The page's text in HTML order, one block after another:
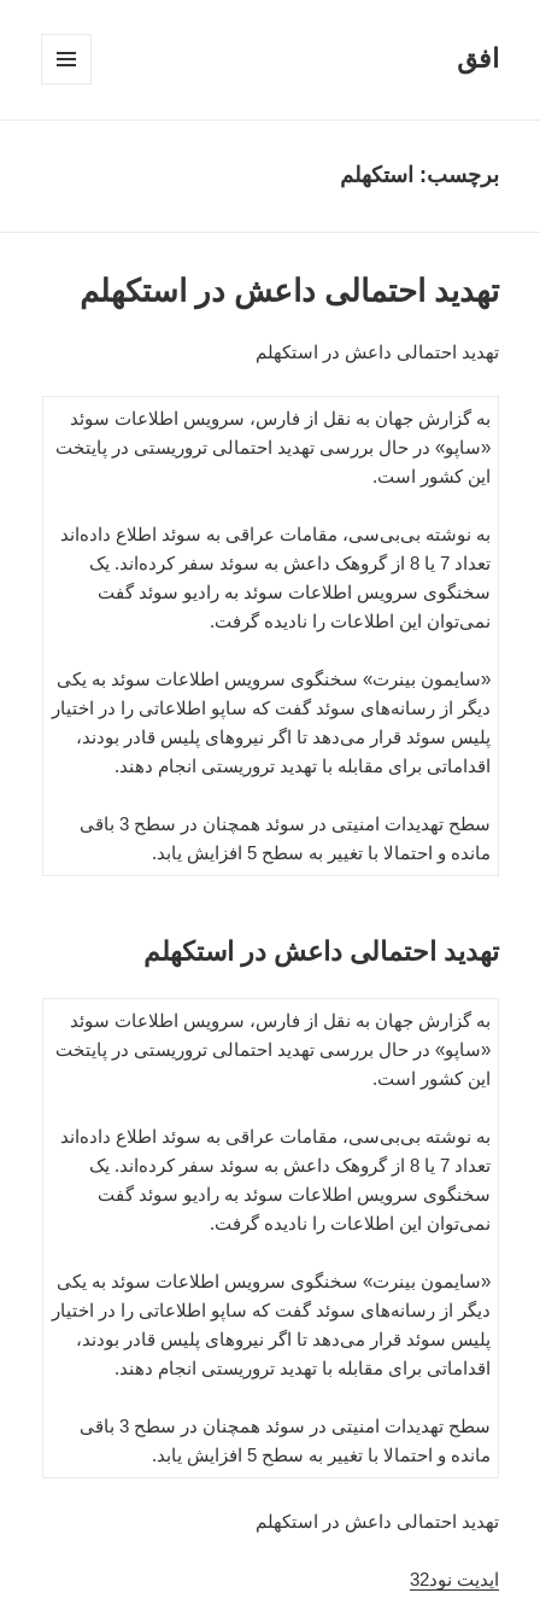
افق
برچسب: استکهلم
تهدید احتمالی داعش در استکهلم
تهدید احتمالی داعش در استکهلم
به گزارش جهان به نقل از فارس، سرویس اطلاعات سوئد
«ساپو» در حال بررسی تهدید احتمالی تروریستی در پایتخت
این کشور است.
به نوشته بی‌بی‌سی، مقامات عراقی به سوئد اطلاع داده‌اند
تعداد 7 یا 8 از گروهک داعش به سوئد سفر کرده‌اند. یک
سخنگوی سرویس اطلاعات سوئد به رادیو سوئد گفت
نمی‌توان این اطلاعات را نادیده گرفت.
«سایمون بینرت» سخنگوی سرویس اطلاعات سوئد به یکی
دیگر از رسانه‌های سوئد گفت که ساپو اطلاعاتی را در اختیار
پلیس سوئد قرار می‌دهد تا اگر نیروهای پلیس قادر بودند،
اقداماتی برای مقابله با تهدید تروریستی انجام دهند.
سطح تهدیدات امنیتی در سوئد همچنان در سطح 3 باقی
مانده و احتمالا با تغییر به سطح 5 افزایش یابد.
تهدید احتمالی داعش در استکهلم
به گزارش جهان به نقل از فارس، سرویس اطلاعات سوئد
«ساپو» در حال بررسی تهدید احتمالی تروریستی در پایتخت
این کشور است.
به نوشته بی‌بی‌سی، مقامات عراقی به سوئد اطلاع داده‌اند
تعداد 7 یا 8 از گروهک داعش به سوئد سفر کرده‌اند. یک
سخنگوی سرویس اطلاعات سوئد به رادیو سوئد گفت
نمی‌توان این اطلاعات را نادیده گرفت.
«سایمون بینرت» سخنگوی سرویس اطلاعات سوئد به یکی
دیگر از رسانه‌های سوئد گفت که ساپو اطلاعاتی را در اختیار
پلیس سوئد قرار می‌دهد تا اگر نیروهای پلیس قادر بودند،
اقداماتی برای مقابله با تهدید تروریستی انجام دهند.
سطح تهدیدات امنیتی در سوئد همچنان در سطح 3 باقی
مانده و احتمالا با تغییر به سطح 5 افزایش یابد.
تهدید احتمالی داعش در استکهلم
اپدیت نود32